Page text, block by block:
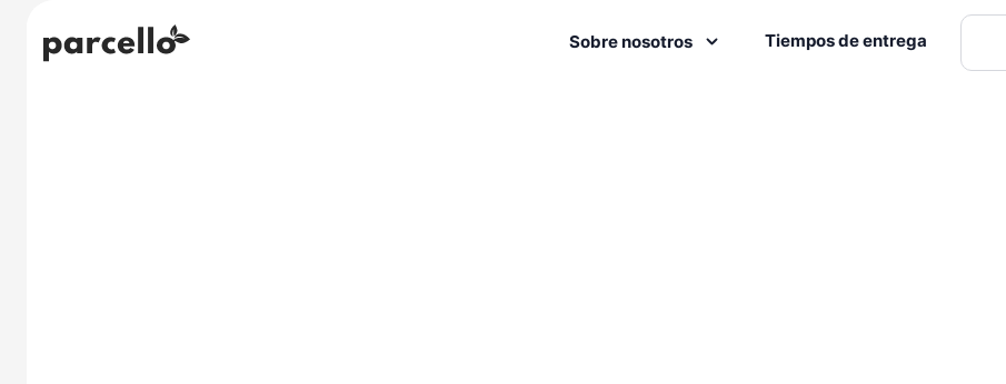
Sobre nosotros Tiempos de entrega